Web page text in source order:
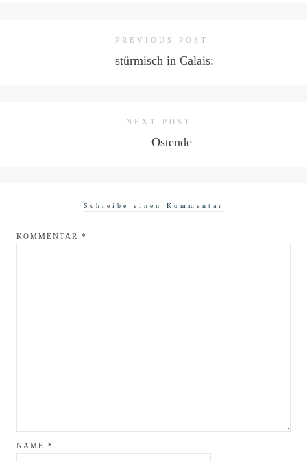
PREVIOUS POST
stürmisch in Calais:
NEXT POST
Ostende
Schreibe einen Kommentar
KOMMENTAR *
NAME *